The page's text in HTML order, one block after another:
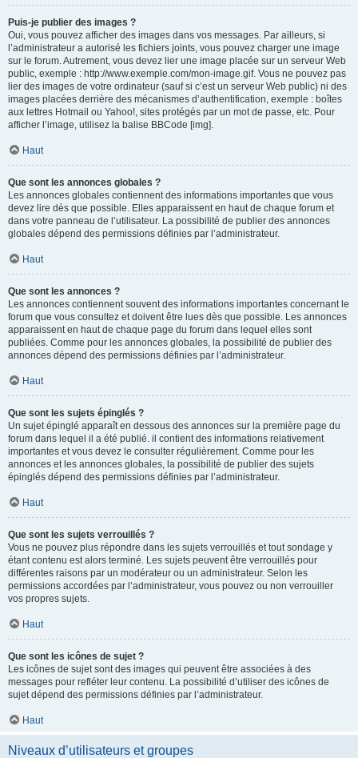
Puis-je publier des images ?
Oui, vous pouvez afficher des images dans vos messages. Par ailleurs, si
l’administrateur a autorisé les fichiers joints, vous pouvez charger une image
sur le forum. Autrement, vous devez lier une image placée sur un serveur Web
public, exemple : http://www.exemple.com/mon-image.gif. Vous ne pouvez pas
lier des images de votre ordinateur (sauf si c’est un serveur Web public) ni des
images placées derrière des mécanismes d’authentification, exemple : boîtes
aux lettres Hotmail ou Yahoo!, sites protégés par un mot de passe, etc. Pour
afficher l’image, utilisez la balise BBCode [img].
Haut
Que sont les annonces globales ?
Les annonces globales contiennent des informations importantes que vous
devez lire dès que possible. Elles apparaissent en haut de chaque forum et
dans votre panneau de l’utilisateur. La possibilité de publier des annonces
globales dépend des permissions définies par l’administrateur.
Haut
Que sont les annonces ?
Les annonces contiennent souvent des informations importantes concernant le
forum que vous consultez et doivent être lues dès que possible. Les annonces
apparaissent en haut de chaque page du forum dans lequel elles sont
publiées. Comme pour les annonces globales, la possibilité de publier des
annonces dépend des permissions définies par l’administrateur.
Haut
Que sont les sujets épinglés ?
Un sujet épinglé apparaît en dessous des annonces sur la première page du
forum dans lequel il a été publié. il contient des informations relativement
importantes et vous devez le consulter régulièrement. Comme pour les
annonces et les annonces globales, la possibilité de publier des sujets
épinglés dépend des permissions définies par l’administrateur.
Haut
Que sont les sujets verrouillés ?
Vous ne pouvez plus répondre dans les sujets verrouillés et tout sondage y
étant contenu est alors terminé. Les sujets peuvent être verrouillés pour
différentes raisons par un modérateur ou un administrateur. Selon les
permissions accordées par l’administrateur, vous pouvez ou non verrouiller
vos propres sujets.
Haut
Que sont les icônes de sujet ?
Les icônes de sujet sont des images qui peuvent être associées à des
messages pour refléter leur contenu. La possibilité d’utiliser des icônes de
sujet dépend des permissions définies par l’administrateur.
Haut
Niveaux d’utilisateurs et groupes